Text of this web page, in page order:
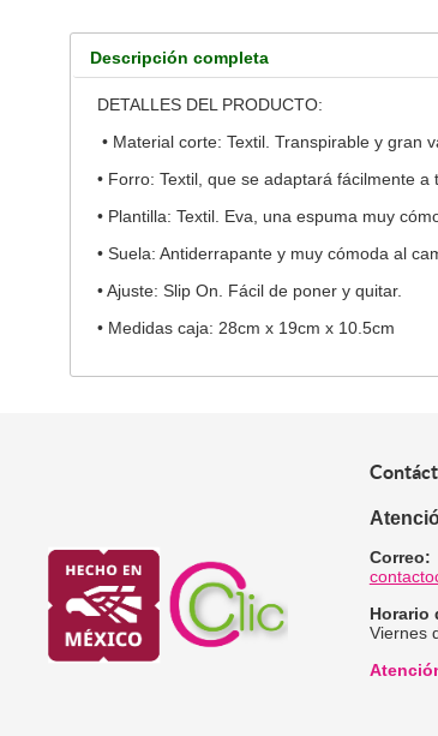
Descripción completa
DETALLES DEL PRODUCTO:
• Material corte: Textil. Transpirable y gran
• Forro: Textil, que se adaptará fácilmente a
• Plantilla: Textil. Eva, una espuma muy
• Suela: Antiderrapante y muy cómoda al
• Ajuste: Slip On. Fácil de poner y quitar.
• Medidas caja: 28cm x 19cm x 10.5cm
Correo:
Horario
Viernes